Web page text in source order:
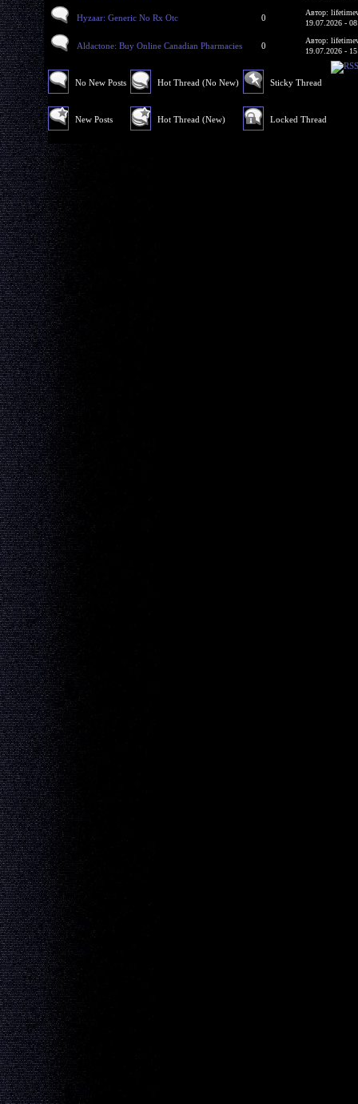
Hyzaar: Generic No Rx Otc 0
Автор:
19.07.2026 -
Aldactone: Buy Online Canadian Pharmacies 0
Автор:
19.07.2026 -
No New Posts
New Posts
Hot Thread (No New)
Hot Thread (New)
Sticky Thread
Locked Thread